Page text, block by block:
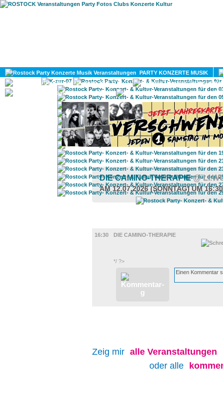
PARTY KONZERTE MUSIK
KULTUR
GAY
DIE CAMINO-THERAPIE@
AM 12.07.2026 (SONNTAG) UM
16:30
DIE CAMINO-THERAPIE
*/ ?>
Zeig mir alle Veranstaltungen
oder alle